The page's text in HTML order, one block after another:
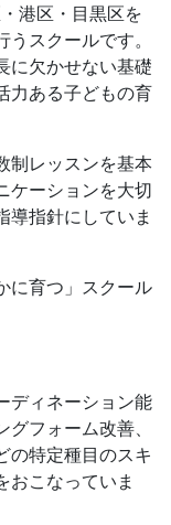
港区・目黒区を
スクールです。
に欠かせない基礎
力ある子どもの育
制レッスンを基本
ケーションを大切
導指針にしていま
に育つ」スクール
ディネーション能
フォーム改善、
の特定種目のスキ
おこなっていま